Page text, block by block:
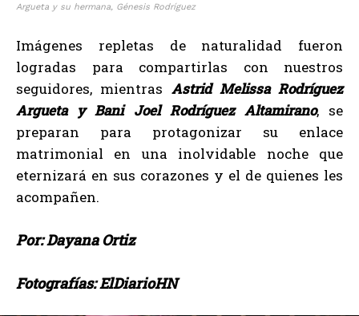
Argueta y su hermana, Génesis Rodríguez
Imágenes repletas de naturalidad fueron
logradas para compartirlas con nuestros
seguidores, mientras Astrid Melissa Rodríguez
Argueta y Bani Joel Rodríguez Altamirano, se
preparan para protagonizar su enlace
matrimonial en una inolvidable noche que
eternizará en sus corazones y el de quienes les
acompañen.
Por: Dayana Ortiz
Fotografías: ElDiarioHN